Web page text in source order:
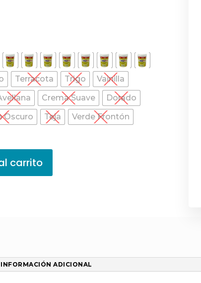
Terracota Trigo
Vainilla
Crema Suave
Dorado
Oscuro Teja Verde Frontón
carrito
INFORMACIÓN ADICIONAL